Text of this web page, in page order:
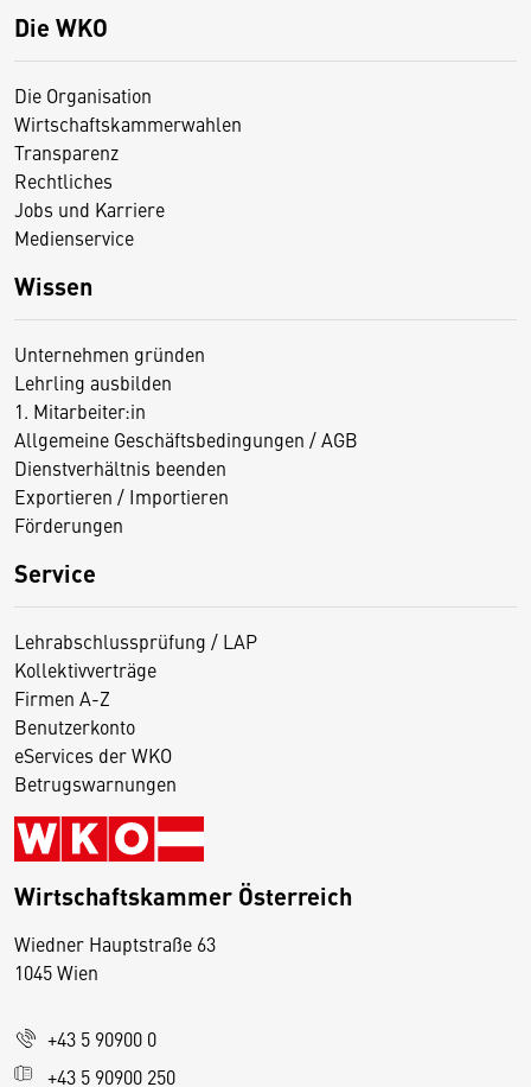
Die WKO
Die Organisation
Wirtschaftskammerwahlen
Transparenz
Rechtliches
Jobs und Karriere
Medienservice
Wissen
Unternehmen gründen
Lehrling ausbilden
1. Mitarbeiter:in
Allgemeine Geschäftsbedingungen / AGB
Dienstverhältnis beenden
Exportieren / Importieren
Förderungen
Service
Lehrabschlussprüfung / LAP
Kollektivverträge
Firmen A-Z
Benutzerkonto
eServices der WKO
Betrugswarnungen
Wirtschaftskammer Österreich
Wiedner Hauptstraße 63
1045 Wien
+43 5 90900 0
+43 5 90900 250
D
s
e